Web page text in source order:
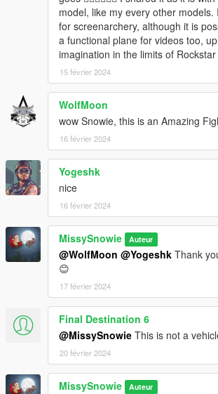
model, like my every other
for screenarchery, although it is
a functional plane for videos too,
imagination in the limits of Rockstar
15 février 2024
WolfMoon
wow Snowie, this is an Amazing
16 février 2024
Yogeshk
nice
16 février 2024
MissySnowie Auteur
@WolfMoon @Yogeshk Thank
😊
17 février 2024
Final Destination 6
@MissySnowie This is not a
20 février 2024
MissySnowie Auteur